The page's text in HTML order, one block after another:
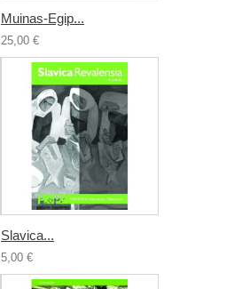
Muinas-Egip...
25,00 €
Slavica...
5,00 €